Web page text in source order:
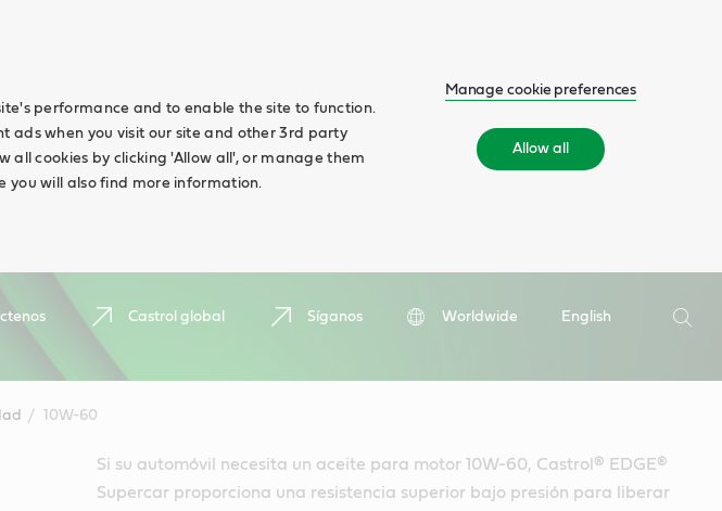
performance and to enable the site to function.
ads when you visit our site and other 3rd party
all cookies by clicking 'Allow all', or manage them
you will also find more information.
Manage cookie preferences
Allow all
Castrol global Síganos Worldwide
English
Buscar
10W-60
Si su automóvil necesita un aceite para motor 10W-60, Castrol® EDGE®
Supercar proporciona una resistencia superior bajo presión para liberar